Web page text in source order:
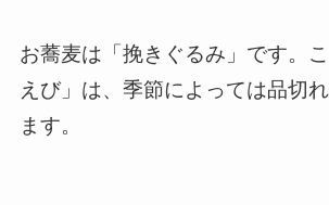
お蕎麦は「挽きぐるみ」です。
えび」は、季節によっては品切
ます。